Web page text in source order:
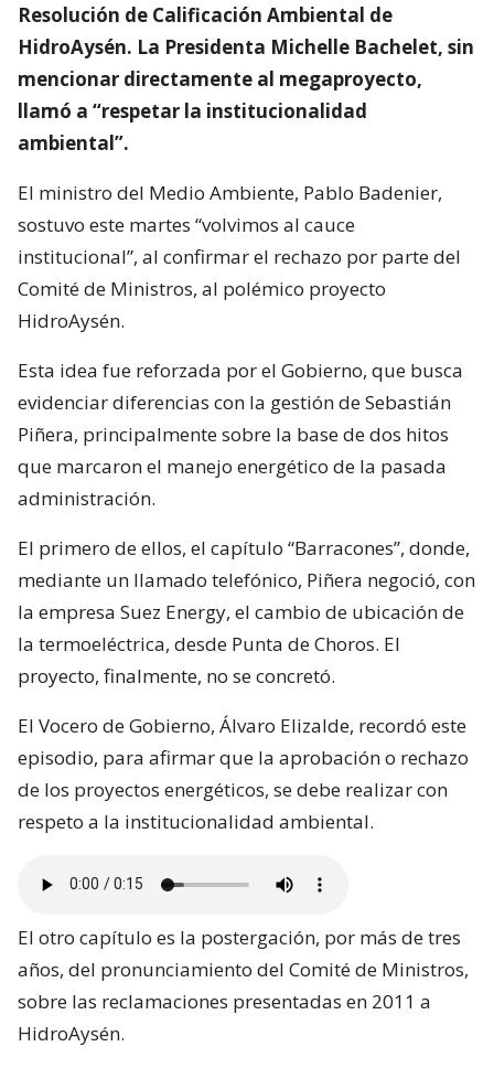
Resolución de Calificación Ambiental de
HidroAysén. La Presidenta Michelle Bachelet, sin
mencionar directamente al megaproyecto,
llamó a “respetar la institucionalidad
ambiental”.
El ministro del Medio Ambiente, Pablo Badenier,
sostuvo este martes “volvimos al cauce
institucional”, al confirmar el rechazo por parte del
Comité de Ministros, al polémico proyecto
HidroAysén.
Esta idea fue reforzada por el Gobierno, que busca
evidenciar diferencias con la gestión de Sebastián
Piñera, principalmente sobre la base de dos hitos
que marcaron el manejo energético de la pasada
administración.
El primero de ellos, el capítulo “Barracones”, donde,
mediante un llamado telefónico, Piñera negoció, con
la empresa Suez Energy, el cambio de ubicación de
la termoeléctrica, desde Punta de Choros. El
proyecto, finalmente, no se concretó.
El Vocero de Gobierno, Álvaro Elizalde, recordó este
episodio, para afirmar que la aprobación o rechazo
de los proyectos energéticos, se debe realizar con
respeto a la institucionalidad ambiental.
El otro capítulo es la postergación, por más de tres
años, del pronunciamiento del Comité de Ministros,
sobre las reclamaciones presentadas en 2011 a
HidroAysén.